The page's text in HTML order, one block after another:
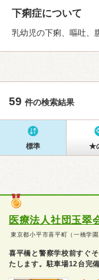
下痢症について
乳幼児の下痢、嘔吐、
59 件の検索結果
標準 ★
医療法人社団玉翠
東京都小平市喜平町（一橋学園
喜平橋と警察学校前すぐ
たします。駐車場12台完備